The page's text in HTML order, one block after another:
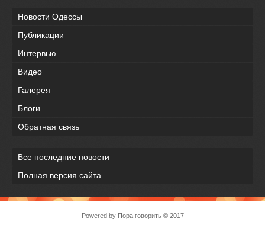
Новости Одессы
Публикации
Интервью
Видео
Галерея
Блоги
Обратная связь
Все последние новости
Полная версия сайта
Powered by Пора говорить© 2017